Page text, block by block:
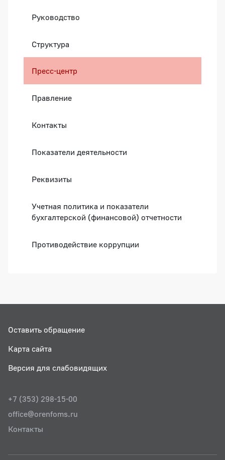
Руководство
Структура
Пресс-центр
Правление
Контакты
Показатели деятельности
Реквизиты
Учетная политика и показатели
бухгалтерской (финансовой) отчетности
Противодействие коррупции
Оставить обращение
Карта сайта
Версия для слабовидящих
+7 (353) 298-15-00
office@orenfoms.ru
Контакты